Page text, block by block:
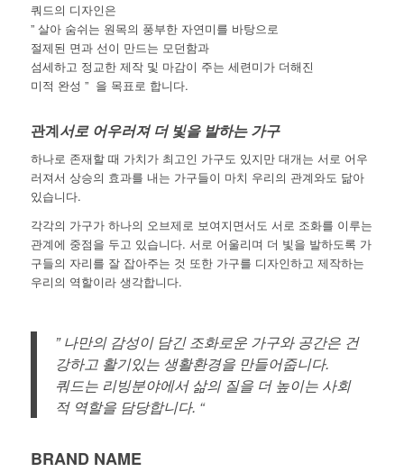
쿼드의 디자인은
” 살아 숨쉬는 원목의 풍부한 자연미를 바탕으로
절제된 면과 선이 만드는 모던함과
섬세하고 정교한 제작 및 마감이 주는 세련미가 더해진
미적 완성 ” 을 목표로 합니다.
관계서로 어우러져 더 빛을 발하는 가구
하나로 존재할 때 가치가 최고인 가구도 있지만 대개는 서로 어우
러져서 상승의 효과를 내는 가구들이 마치 우리의 관계와도 닮아
있습니다.
각각의 가구가 하나의 오브제로 보여지면서도 서로 조화를 이루는
관계에 중점을 두고 있습니다. 서로 어울리며 더 빛을 발하도록 가
구들의 자리를 잘 잡아주는 것 또한 가구를 디자인하고 제작하는
우리의 역할이라 생각합니다.
” 나만의 감성이 담긴 조화로운 가구와 공간은 건
강하고 활기있는 생활환경을 만들어줍니다.
쿼드는 리빙분야에서 삶의 질을 더 높이는 사회
적 역할을 담당합니다. “
BRAND NAME